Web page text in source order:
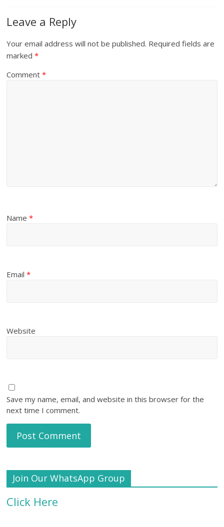
Leave a Reply
Your email address will not be published. Required fields are
marked*
Comment*
Name*
Email*
Website
Save my name, email, and website in this browser for the
next time I comment.
Join Our WhatsApp Group
Click Here